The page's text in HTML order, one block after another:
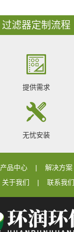
过滤器定制流程
提供需求
无忧安装
产品中心 解决方案
关于我们 联系我们